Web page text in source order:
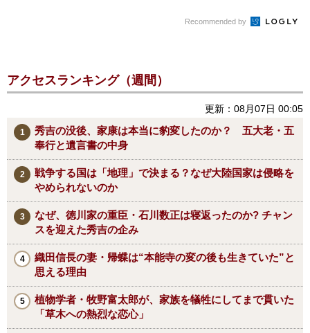
Recommended by
アクセスランキング（週間）
更新：08月07日 00:05
秀吉の没後、家康は本当に豹変したのか？ 五大老・五
奉行と遺言書の中身
戦争する国は「地理」で決まる？なぜ大陸国家は侵略を
やめられないのか
なぜ、徳川家の重臣・石川数正は寝返ったのか? チャン
スを迎えた秀吉の企み
織田信長の妻・帰蝶は“本能寺の変の後も生きていた”と
思える理由
植物学者・牧野富太郎が、家族を犠牲にしてまで貫いた
「草木への熱烈な恋心」